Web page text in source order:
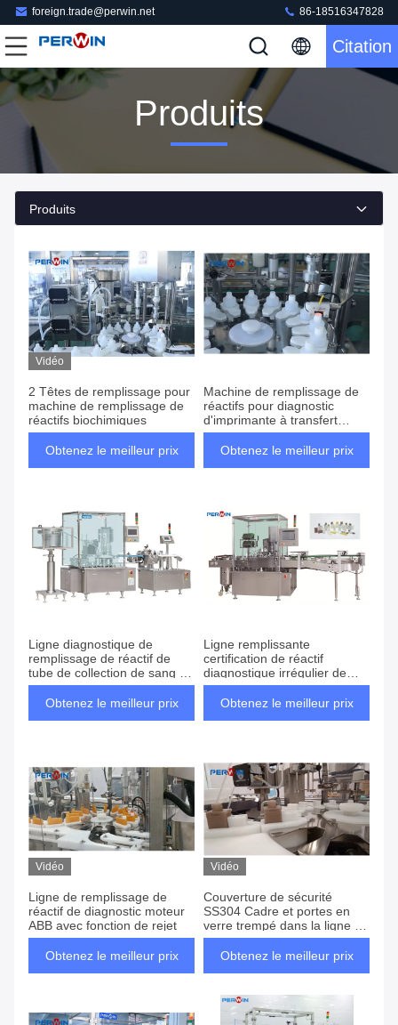
foreign.trade@perwin.net 86-18516347828
Citation
Produits
Produits
Vidéo
2 Têtes de remplissage pour
machine de remplissage de
réactifs biochimiques
Obtenez le meilleur prix
Machine de remplissage de
réactifs pour diagnostic
d'imprimante à transfert
thermique
Obtenez le meilleur prix
Ligne diagnostique de
remplissage de réactif de
tube de collection de sang de
SUS316 4800BPH
Obtenez le meilleur prix
Ligne remplissante
certification de réactif
diagnostique irrégulier de
bouteille d'ISO9001
Obtenez le meilleur prix
Vidéo
Ligne de remplissage de
réactif de diagnostic moteur
ABB avec fonction de rejet
Obtenez le meilleur prix
Vidéo
Couverture de sécurité
SS304 Cadre et portes en
verre trempé dans la ligne de
remplissage de réactif de
diagnostic
Obtenez le meilleur prix